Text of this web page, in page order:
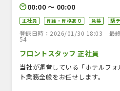
00:00 〜 00:00
正社員 昇給・昇格あり 急募 駅
登録日時：2026/01/30 18:03 最
54
フロントスタッフ 正社員
当社が運営している「ホテルフ
ト業務全般をお任せします。